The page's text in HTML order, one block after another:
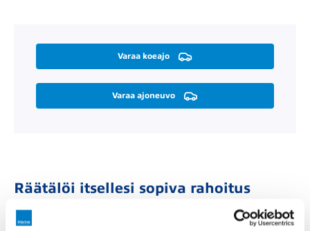
Varaa koeajo
Varaa ajoneuvo
Räätälöi itsellesi sopiva rahoitus